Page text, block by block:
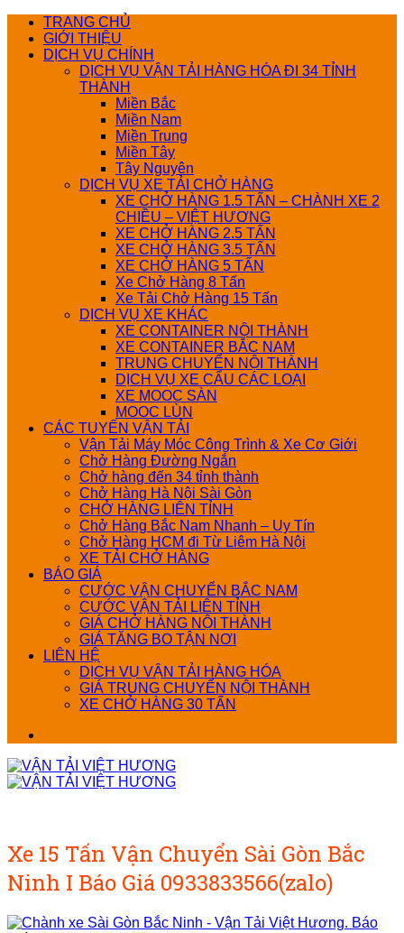
qua
TRANG CHỦ
GIỚI THIỆU
DỊCH VỤ CHÍNH
DỊCH VỤ VẬN TẢI HÀNG HÓA ĐI 34 TỈNH
THÀNH
Miền Bắc
Miền Nam
Miền Trung
Miền Tây
Tây Nguyên
DỊCH VỤ XE TẢI CHỞ HÀNG
XE CHỞ HÀNG 1.5 TẤN – CHÀNH XE 2
CHIỀU – VIỆT HƯƠNG
XE CHỞ HÀNG 2.5 TẤN
XE CHỞ HÀNG 3.5 TẤN
XE CHỞ HÀNG 5 TẤN
Xe Chở Hàng 8 Tấn
Xe Tải Chở Hàng 15 Tấn
DỊCH VỤ XE KHÁC
XE CONTAINER NỘI THÀNH
XE CONTAINER BẮC NAM
TRUNG CHUYỂN NỘI THÀNH
DỊCH VỤ XE CẨU CÁC LOẠI
XE MOOC SÀN
MOOC LÙN
CÁC TUYẾN VẬN TẢI
Vận Tải Máy Móc Công Trình & Xe Cơ Giới
Chở Hàng Đường Ngắn
Chở hàng đến 34 tỉnh thành
Chở Hàng Hà Nội Sài Gòn
CHỞ HÀNG LIÊN TỈNH
Chở Hàng Bắc Nam Nhanh – Uy Tín
Chở Hàng HCM đi Từ Liêm Hà Nội
XE TẢI CHỞ HÀNG
BÁO GIÁ
CƯỚC VẬN CHUYỂN BẮC NAM
CƯỚC VẬN TẢI LIÊN TỈNH
GIÁ CHỞ HÀNG NỘI THÀNH
GIÁ TĂNG BO TẬN NƠI
LIÊN HỆ
DỊCH VỤ VẬN TẢI HÀNG HÓA
GIÁ TRUNG CHUYỂN NỘI THÀNH
XE CHỞ HÀNG 30 TẤN
Xe 15 Tấn Vận Chuyển Sài Gòn Bắc
Ninh I Báo Giá 0933833566(zalo)